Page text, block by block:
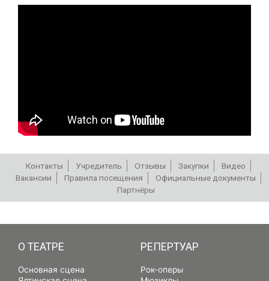
Контакты Учредитель Отзывы Закупки
Видео
Вакансии
Правила посещения
Официальные документы
Партнёры
О ТЕАТРЕ
Основная сцена
РЕПЕРТУАР
Рок-оперы